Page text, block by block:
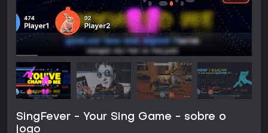
SingFever - Your Sing Game - sobre o
jogo